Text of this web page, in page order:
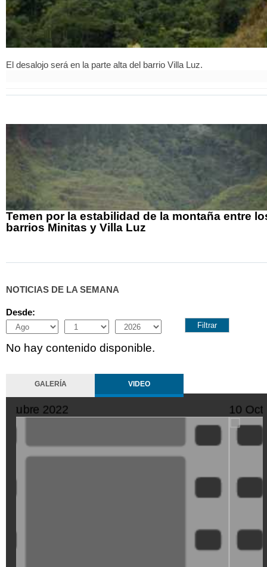
El desalojo será en la parte alta del barrio Villa Luz.
Temen por la estabilidad de la montaña entre
barrios Minitas y Villa Luz
NOTICIAS DE LA SEMANA
Desde:
Month
Day Year
No hay contenido disponible.
GALERÍA VIDEO
10 Octubre 2022
XDGVyvJOFpI